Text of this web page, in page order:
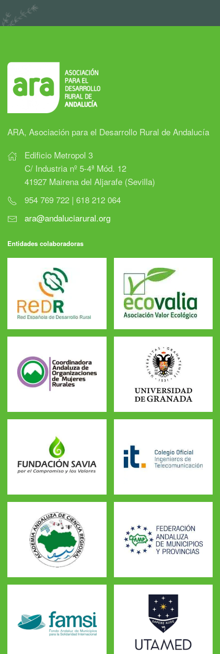
ARA, Asociación para el Desarrollo Rural de Andalucía
Edificio Metropol 3
C/ Industria nº 5-4ª Mód. 12
41927 Mairena del Aljarafe (Sevilla)
954 769 722 | 618 212 064
ara@andaluciarural.org
Entidades colaboradoras